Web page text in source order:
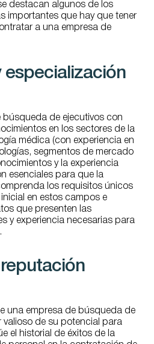
destacan algunos de los
importantes que hay que tener
a una empresa de
especialización
búsqueda de ejecutivos con
en los sectores de la
médica (con experiencia en
segmentos de mercado
y la experiencia
esenciales para que la
los requisitos únicos
en estos campos e
que presenten las
y experiencia necesarias para
reputación
una empresa de búsqueda de
valioso de su potencial para
el historial de éxitos de la